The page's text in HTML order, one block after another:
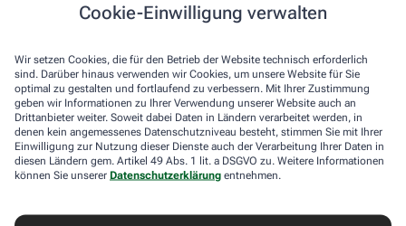
Cookie-Einwilligung verwalten
Wir setzen Cookies, die für den Betrieb der Website technisch erforderlich
sind. Darüber hinaus verwenden wir Cookies, um unsere Website für Sie
optimal zu gestalten und fortlaufend zu verbessern. Mit Ihrer Zustimmung
geben wir Informationen zu Ihrer Verwendung unserer Website auch an
Drittanbieter weiter. Soweit dabei Daten in Ländern verarbeitet werden, in
denen kein angemessenes Datenschutzniveau besteht, stimmen Sie mit Ihrer
Einwilligung zur Nutzung dieser Dienste auch der Verarbeitung Ihrer Daten in
diesen Ländern gem. Artikel 49 Abs. 1 lit. a DSGVO zu. Weitere Informationen
können Sie unserer Datenschutzerklärung entnehmen.
Bar oder mit einer anderen akzeptierten Zahlungsart Ihrer Apotheke vor Ort.
Lieferarten
Abholung in der Apotheke
Botendienstlieferung
apotheke.com Informationen